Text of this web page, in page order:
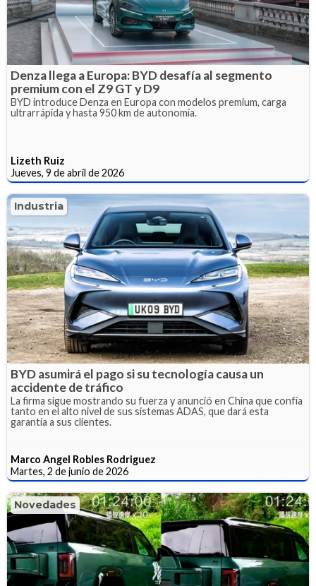
Denza llega a Europa: BYD desafía al segmento
premium con el Z9 GT y D9
BYD introduce Denza en Europa con modelos premium, carga
ultrarrápida y hasta 950 km de autonomía.
Lizeth Ruiz
Jueves, 9 de abril de 2026
Industria
BYD asumirá el pago si su tecnología causa un
accidente de tráfico
La firma sigue mostrando su fuerza y anunció en China que confía
tanto en el alto nivel de sus sistemas ADAS, que dará esta
garantía a sus clientes.
Marco Angel Robles Rodriguez
Martes, 2 de junio de 2026
Novedades